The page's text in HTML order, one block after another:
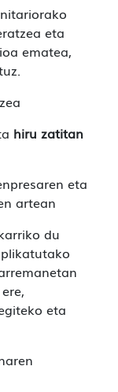
eta
ematea,
hiru zatitan
eta
artean
du
eta